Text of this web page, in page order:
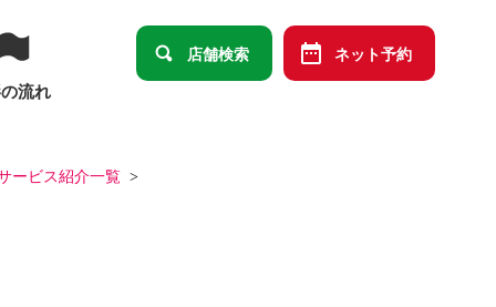
流れ
ネット予約
店舗検索
ービス紹介一覧